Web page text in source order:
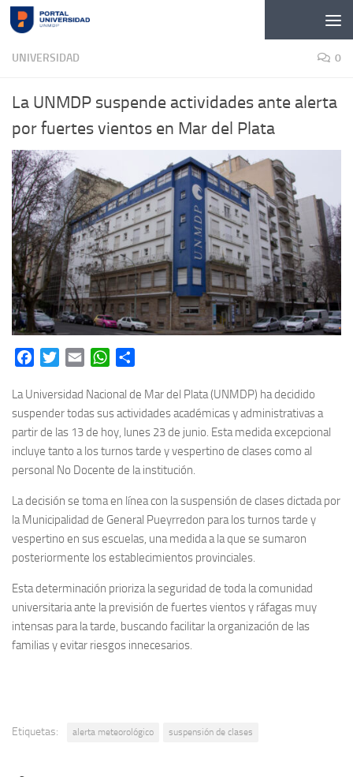
Skip to content
UNIVERSIDAD 0
La UNMDP suspende actividades ante alerta
por fuertes vientos en Mar del Plata
FacebookTwitterEmail WhatsApp
La Universidad Nacional de Mar del Plata (UNMDP) ha decidido
suspender todas sus actividades académicas y administrativas a
partir de las 13 de hoy, lunes 23 de junio. Esta medida excepcional
incluye tanto a los turnos tarde y vespertino de clases como al
personal No Docente de la institución.
La decisión se toma en línea con la suspensión de clases dictada por
la Municipalidad de General Pueyrredon para los turnos tarde y
vespertino en sus escuelas, una medida a la que se sumaron
posteriormente los establecimientos provinciales.
Esta determinación prioriza la seguridad de toda la comunidad
universitaria ante la previsión de fuertes vientos y ráfagas muy
intensas para la tarde, buscando facilitar la organización de las
familias y evitar riesgos innecesarios.
Etiquetas: alerta meteorológico suspensión de clases